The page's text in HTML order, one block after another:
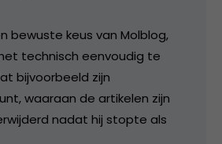
bewuste keus van Molblog,
technisch eenvoudig te
bijvoorbeeld zijn
waaraan de artikelen zijn
nadat hij stopte als